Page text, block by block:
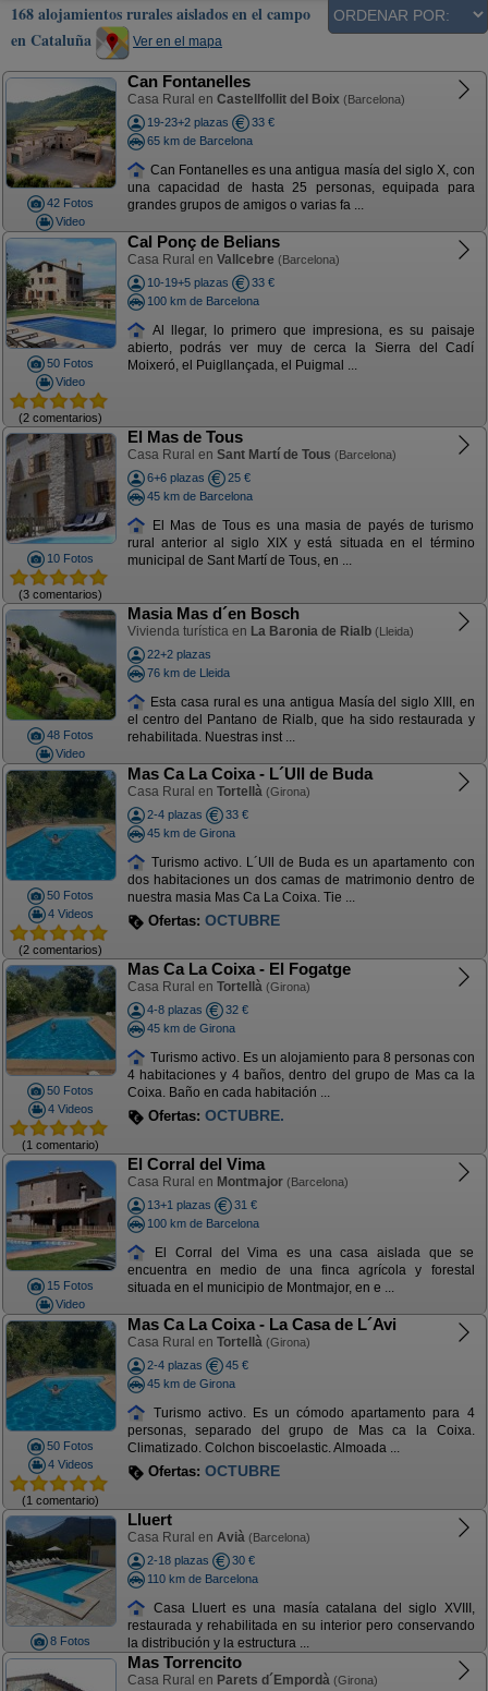
168 alojamientos rurales aislados en el campo
en Cataluña
Ver en el mapa
42 Fotos
Video
Can Fontanelles
Casa Rural en Castellfollit del Boix (Barcelona)
19-23+2 plazas
33 €
65 km de Barcelona
Can Fontanelles es una antigua masía del siglo X, con
una capacidad de hasta 25 personas, equipada para
grandes grupos de amigos o varias fa ...
50 Fotos
Video
(2 comentarios)
Cal Ponç de Belians
Casa Rural en Vallcebre (Barcelona)
10-19+5 plazas
33 €
100 km de Barcelona
Al llegar, lo primero que impresiona, es su paisaje
abierto, podrás ver muy de cerca la Sierra del Cadí
Moixeró, el Puigllançada, el Puigmal ...
10 Fotos
(3 comentarios)
El Mas de Tous
Casa Rural en Sant Martí de Tous (Barcelona)
6+6 plazas
25 €
45 km de Barcelona
El Mas de Tous es una masia de payés de turismo
rural anterior al siglo XIX y está situada en el término
municipal de Sant Martí de Tous, en ...
48 Fotos
Video
Masia Mas d´en Bosch
Vivienda turística en La Baronia de Rialb (Lleida)
22+2 plazas
76 km de Lleida
Esta casa rural es una antigua Masía del siglo XIII, en
el centro del Pantano de Rialb, que ha sido restaurada y
rehabilitada. Nuestras inst ...
50 Fotos
4 Videos
(2 comentarios)
Mas Ca La Coixa - L´Ull de Buda
Casa Rural en Tortellà (Girona)
2-4 plazas
33 €
45 km de Girona
Turismo activo. L´Ull de Buda es un apartamento con
dos habitaciones un dos camas de matrimonio dentro de
nuestra masia Mas Ca La Coixa. Tie ...
Ofertas: OFERTA AGOSTO
50 Fotos
4 Videos
(1 comentario)
Mas Ca La Coixa - El Fogatge
Casa Rural en Tortellà (Girona)
4-8 plazas
32 €
45 km de Girona
Turismo activo. Es un alojamiento para 8 personas con
4 habitaciones y 4 baños, dentro del grupo de Mas ca la
Coixa. Baño en cada habitación ...
Ofertas: ULTIMAS PLAZAS AGOSTO
15 Fotos
Video
El Corral del Vima
Casa Rural en Montmajor (Barcelona)
13+1 plazas
31 €
100 km de Barcelona
El Corral del Vima es una casa aislada que se
encuentra en medio de una finca agrícola y forestal
situada en el municipio de Montmajor, en e ...
50 Fotos
4 Videos
(1 comentario)
Mas Ca La Coixa - La Casa de L´Avi
Casa Rural en Tortellà (Girona)
2-4 plazas
45 €
45 km de Girona
Turismo activo. Es un cómodo apartamento para 4
personas, separado del grupo de Mas ca la Coixa.
Climatizado. Colchon biscoelastic. Almoada ...
Ofertas: ULTIMAS PLAZAS AGOSTO
8 Fotos
Lluert
Casa Rural en Avià (Barcelona)
2-18 plazas
30 €
110 km de Barcelona
Casa Lluert es una masía catalana del siglo XVIII,
restaurada y rehabilitada en su interior pero conservando
la distribución y la estructura ...
Mas Torrencito
Casa Rural en Parets d´Empordà (Girona)